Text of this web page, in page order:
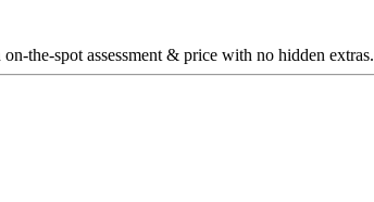
the-spot assessment & price with no hidden extras.